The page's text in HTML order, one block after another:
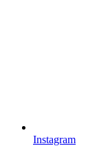
Instagram